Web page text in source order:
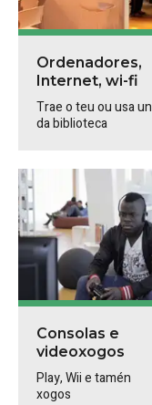
Ordenadores,
Internet, wi-fi
Trae o teu ou usa un
da biblioteca
Consolas e
videoxogos
Play, Wii e tamén
xogos